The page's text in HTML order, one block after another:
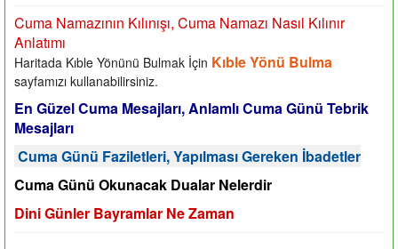
Cuma Namazının Kılınışı, Cuma Namazı Nasıl Kılınır
Anlatımı
Haritada Kıble Yönünü Bulmak İçin Kıble Yönü Bulma
sayfamızı kullanabilirsiniz.
En Güzel Cuma Mesajları, Anlamlı Cuma Günü Tebrik
Mesajları
Cuma Günü Faziletleri, Yapılması Gereken İbadetler
Cuma Günü Okunacak Dualar Nelerdir
Dini Günler Bayramlar Ne Zaman